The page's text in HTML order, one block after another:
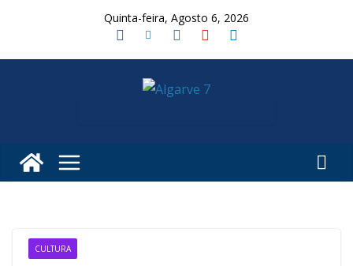
Quinta-feira, Agosto 6, 2026
CULTURA